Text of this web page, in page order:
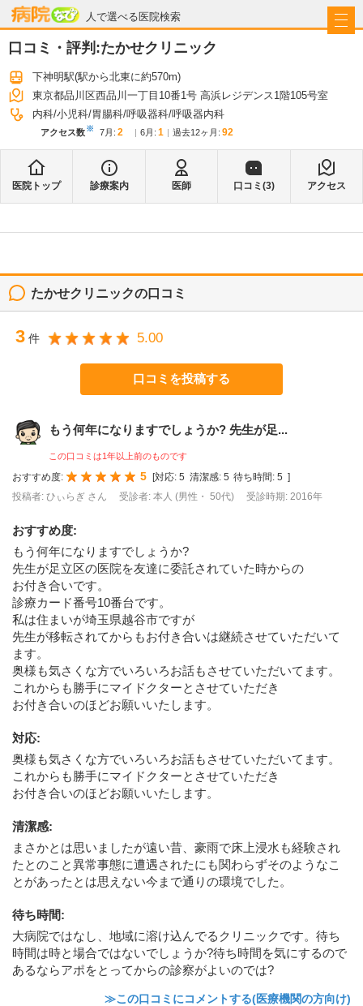
人で選べる医院検索
病院なび
口コミ・評判:たかせクリニック
下神明駅(駅から北東に約570m)
東京都品川区西品川一丁目10番1号 高浜レジデンス1階105号室
内科 小児科 胃腸科 呼吸器科 呼吸器内科
アクセス数※ 7月 : 2 6月 : 1 過去12ヶ月: 92
医院トップ 診療案内 医師 口コミ(3) アクセス
たかせクリニックの口コミ
3 件 5.00
口コミを投稿する
もう何年になりますでしょうか? 先生が足...
この口コミは1年以上前のものです
おすすめ度: 5 [対応: 5 清潔感: 5 待ち時間: 5 ]
投稿者: ひぃらぎ さん
受診者: 本人 (男性・ 50代) 受診時期: 2016年
おすすめ度:
もう何年になりますでしょうか?
先生が足立区の医院を友達に委託されていた時からの
お付き合いです。
診療カード番号10番台です。
私は住まいが埼玉県越谷市ですが
先生が移転されてからもお付き合いは継続させていただいて
ます。
奥様も気さくな方でいろいろお話もさせていただいてます。
これからも勝手にマイドクターとさせていただき
お付き合いのほどお願いいたします。
対応:
奥様も気さくな方でいろいろお話もさせていただいてます。
これからも勝手にマイドクターとさせていただき
お付き合いのほどお願いいたします。
清潔感:
まさかとは思いましたが遠い昔、豪雨で床上浸水も経験され
たとのこと異常事態に遭遇されたにも関わらずそのようなこ
とがあったとは思えない今まで通りの環境でした。
待ち時間:
大病院ではなし、地域に溶け込んでるクリニックです。待ち
時間は時と場合ではないでしょうか?待ち時間を気にするので
あるならアポをとってからの診察がよいのでは?
≫この口コミにコメントする(医療機関の方向け)